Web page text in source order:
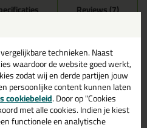
Reviews (7)
2S 300ml in
Gevonden! Deze sanitairkit
Alu-wit Ral 9006 is te
Een duurzame en
verwerken is. Perfect als je een
een topresultaat.
technieken. Naast
waardoor de website goed werkt,
zodat wij en derde partijen jouw
persoonlijke content kunnen laten
cookiebeleid. Door op "Cookies
met alle cookies. Indien je kiest
functionele en analytische